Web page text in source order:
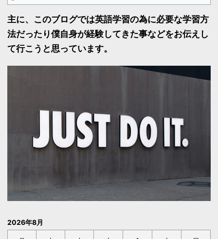
主に、このブログでは英語学習の為に必要な学習方
法だったり僕自身が経験してきた事などをお伝えし
て行こうと思っています。
2026年8月